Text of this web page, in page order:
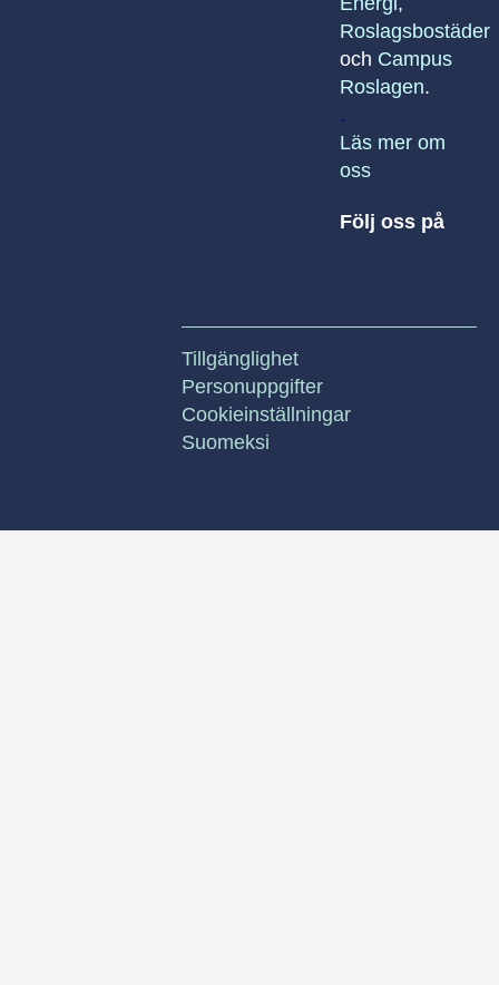
Roslagsbostäder
och Campus
Roslagen.
.
Läs mer om
oss
Följ oss på
Tillgänglighet
Personuppgifter
Cookieinställningar
Suomeksi